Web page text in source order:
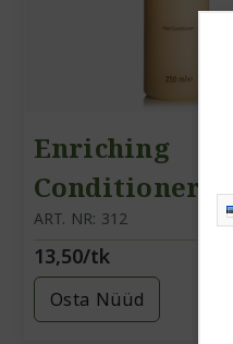
Enriching
Conditioner,
ART. NR: 312
13,50/tk
Osta Nüüd